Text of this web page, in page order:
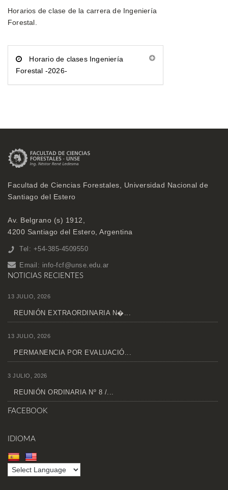
Horarios de clase de la carrera de Ingeniería
Forestal.
Horario de clases Ingeniería
Forestal -2026-
Facultad de Ciencias Forestales, Universidad Nacional de
Santiago del Estero
Av. Belgrano (s) 1912,
4200 Santiago del Estero, Argentina
Tel: +54-385-4509550
Email: info-fcf@unse.edu.ar
NOTICIAS RECIENTES
13 JULIO, 2026
REUNIÓN EXTRAORDINARIA N�...
13 JULIO, 2026
PERMANENCIA POR EVALUACIÓ...
3 JULIO, 2026
REUNIÓN ORDINARIA Nº 8 /...
FACEBOOK
IDIOMA